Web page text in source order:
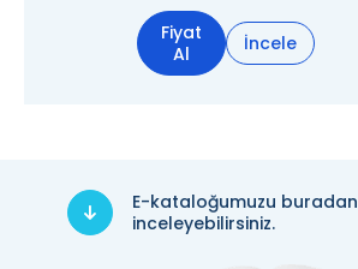
Fiyat
Al
İncele
E-kataloğumuzu buradan
inceleyebilirsiniz.